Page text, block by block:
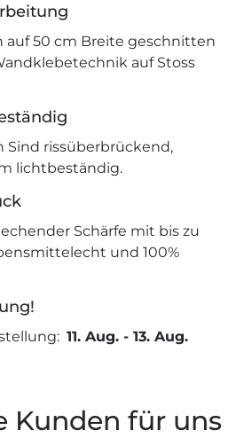
auf 50 cm Breite geschnitten
auf Stoss
Sind rissüberbrückend,
lichtbeständig.
Schärfe mit bis zu
und 100%
11. Aug. - 13. Aug.
Kunden für uns